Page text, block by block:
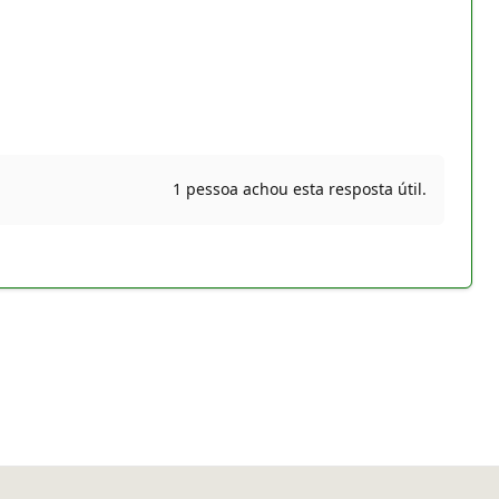
1 pessoa achou esta resposta útil.